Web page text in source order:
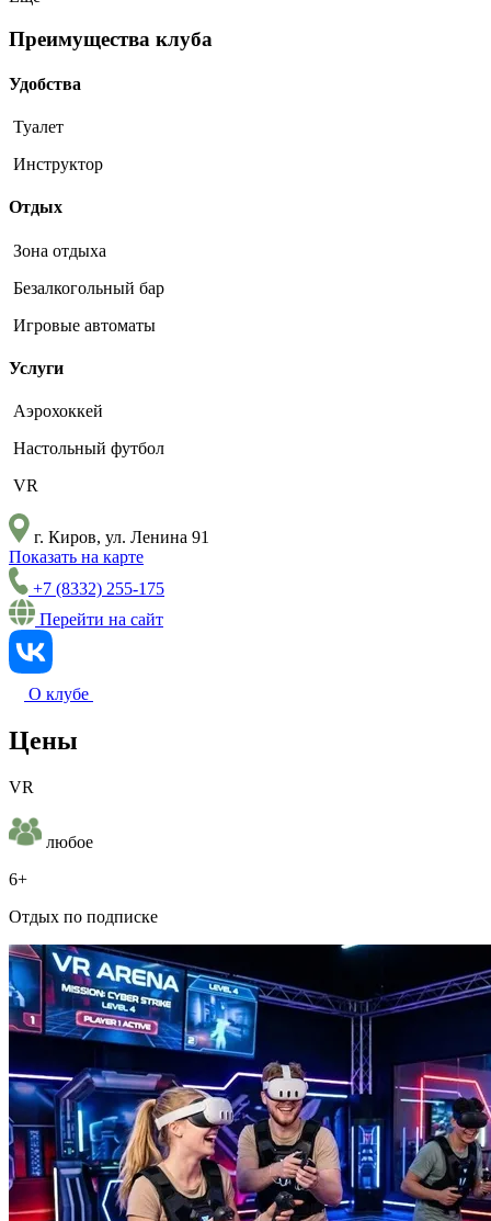
Преимущества клуба
Удобства
Туалет
Инструктор
Отдых
Зона отдыха
Безалкогольный бар
Игровые автоматы
Услуги
Аэрохоккей
Настольный футбол
VR
г. Киров, ул. Ленина 91
Показать на карте
+7 (8332) 255-175
Перейти на сайт
О клубе
Цены
VR
любое
6+
Отдых по подписке